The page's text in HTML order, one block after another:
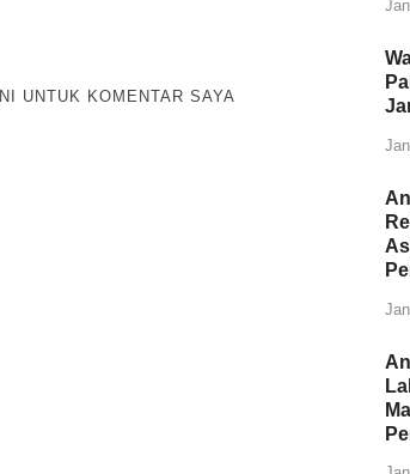
UNTUK KOMENTAR SAYA